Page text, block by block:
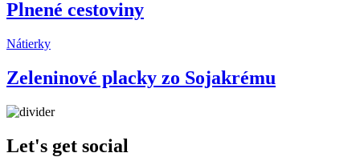
Plnené cestoviny
Nátierky
Zeleninové placky zo Sojakrému
Let's get social